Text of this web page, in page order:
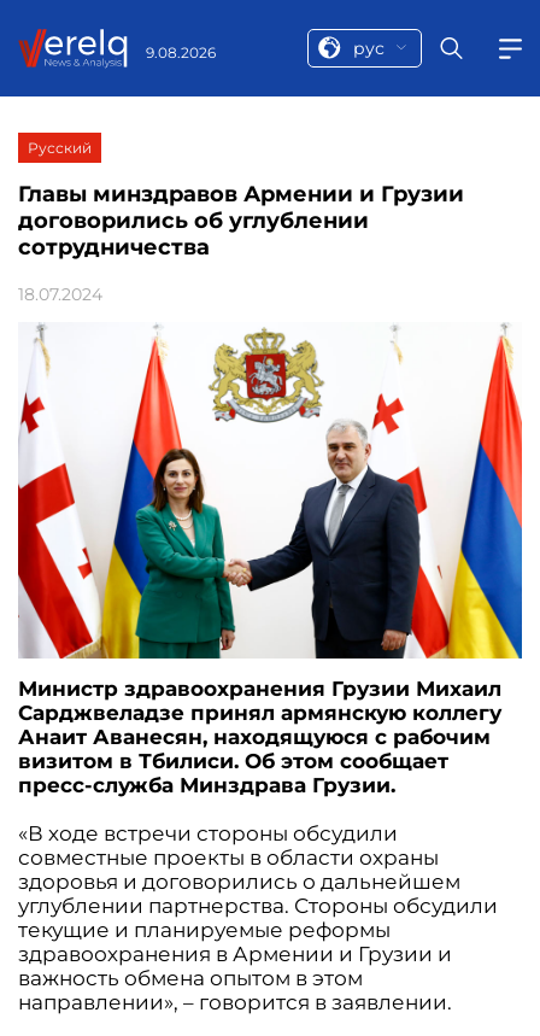
9.08.2026 рус
Русский
Главы минздравов Армении и Грузии
договорились об углублении
сотрудничества
18.07.2024
Министр здравоохранения Грузии Михаил
Сарджвеладзе принял армянскую коллегу
Анаит Аванесян, находящуюся с рабочим
визитом в Тбилиси. Об этом сообщает
пресс-служба Минздрава Грузии.
«В ходе встречи стороны обсудили
совместные проекты в области охраны
здоровья и договорились о дальнейшем
углублении партнерства. Стороны обсудили
текущие и планируемые реформы
здравоохранения в Армении и Грузии и
важность обмена опытом в этом
направлении», – говорится в заявлении.